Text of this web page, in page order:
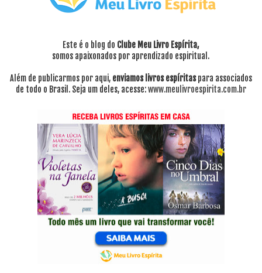
Este é o blog do Clube Meu Livro Espírita,
somos apaixonados por aprendizado espiritual.
Além de publicarmos por aqui, enviamos livros espíritaspara associados
de todo o Brasil. Seja um deles, acesse:www.meulivroespirita.com.br